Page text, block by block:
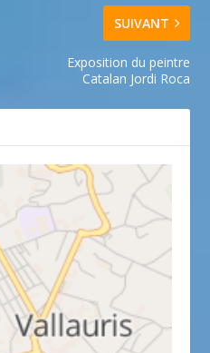
SUIVANT
Exposition du peintre
Catalan Jordi Roca